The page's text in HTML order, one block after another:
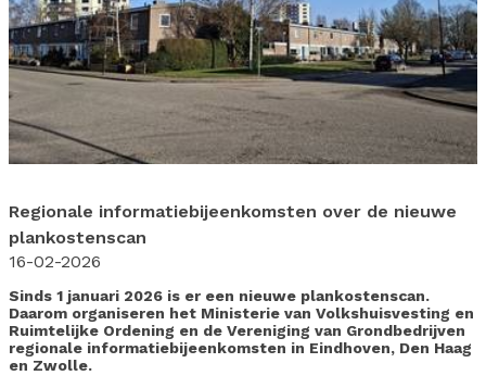
Regionale informatiebijeenkomsten over de nieuwe
plankostenscan
16-02-2026
Sinds 1 januari 2026 is er een nieuwe plankostenscan.
Daarom organiseren het Ministerie van Volkshuisvesting en
Ruimtelijke Ordening en de Vereniging van Grondbedrijven
regionale informatiebijeenkomsten in Eindhoven, Den Haag
en Zwolle.